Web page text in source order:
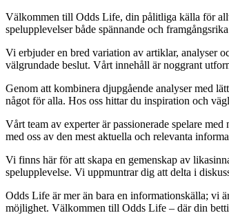
Välkommen till Odds Life, din pålitliga källa för
spelupplevelser både spännande och
Vi erbjuder en bred variation av artiklar, analyser
välgrundade beslut. Vårt innehåll är noggrant
Genom att kombinera djupgående analyser med
något för alla. Hos oss hittar du inspiration och
Vårt team av experter är passionerade spelare
med oss av den mest aktuella och relevanta
Vi finns här för att skapa en gemenskap av
spelupplevelse. Vi uppmuntrar dig att delta i
Odds Life är mer än bara en informationskälla; vi
möjlighet. Välkommen till Odds Life – där din